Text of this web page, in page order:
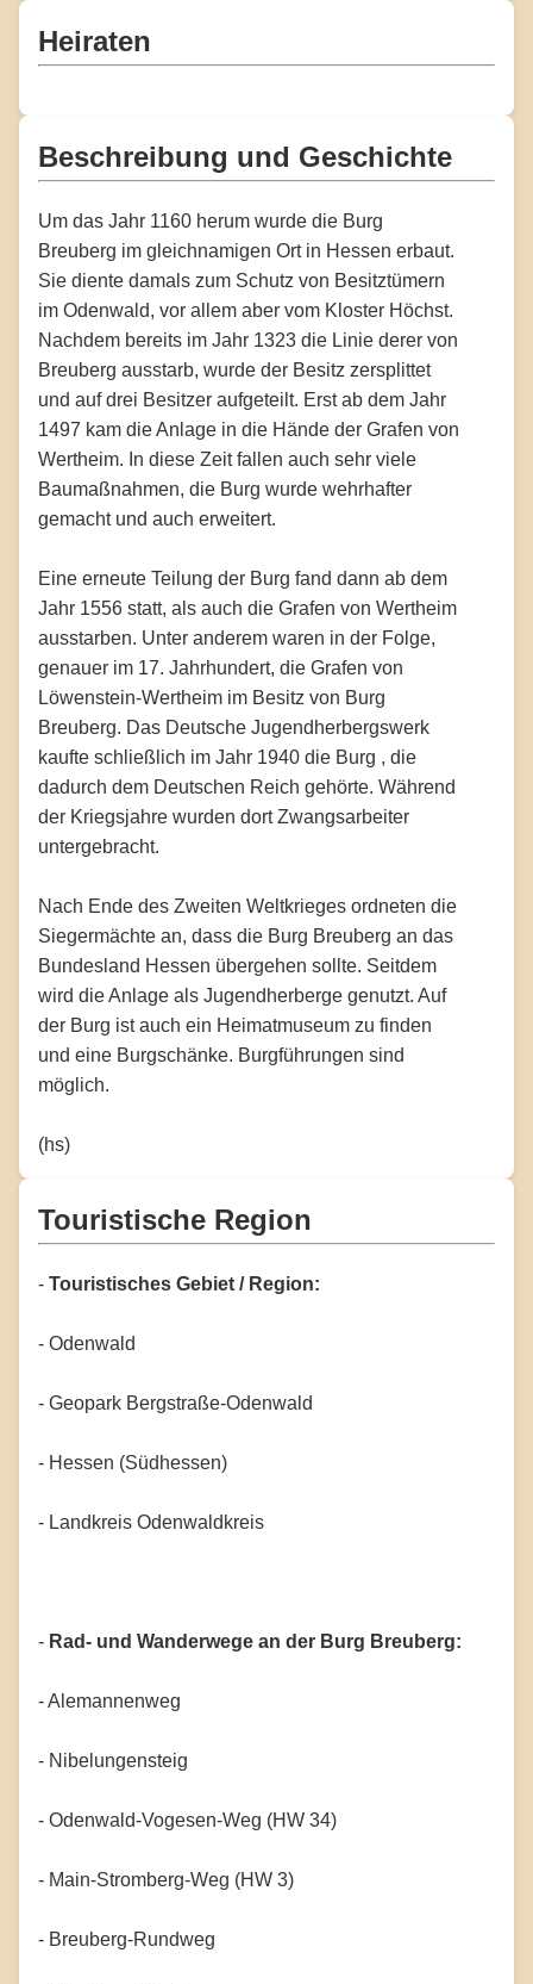
Heiraten
Beschreibung und Geschichte
Um das Jahr 1160 herum wurde die Burg
Breuberg im gleichnamigen Ort in Hessen erbaut.
Sie diente damals zum Schutz von Besitztümern
im Odenwald, vor allem aber vom Kloster Höchst.
Nachdem bereits im Jahr 1323 die Linie derer von
Breuberg ausstarb, wurde der Besitz zersplittet
und auf drei Besitzer aufgeteilt. Erst ab dem Jahr
1497 kam die Anlage in die Hände der Grafen von
Wertheim. In diese Zeit fallen auch sehr viele
Baumaßnahmen, die Burg wurde wehrhafter
gemacht und auch erweitert.
Eine erneute Teilung der Burg fand dann ab dem
Jahr 1556 statt, als auch die Grafen von Wertheim
ausstarben. Unter anderem waren in der Folge,
genauer im 17. Jahrhundert, die Grafen von
Löwenstein-Wertheim im Besitz von Burg
Breuberg. Das Deutsche Jugendherbergswerk
kaufte schließlich im Jahr 1940 die Burg , die
dadurch dem Deutschen Reich gehörte. Während
der Kriegsjahre wurden dort Zwangsarbeiter
untergebracht.
Nach Ende des Zweiten Weltkrieges ordneten die
Siegermächte an, dass die Burg Breuberg an das
Bundesland Hessen übergehen sollte. Seitdem
wird die Anlage als Jugendherberge genutzt. Auf
der Burg ist auch ein Heimatmuseum zu finden
und eine Burgschänke. Burgführungen sind
möglich.
(hs)
Touristische Region
- Touristisches Gebiet / Region:
- Odenwald
- Geopark Bergstraße-Odenwald
- Hessen (Südhessen)
- Landkreis Odenwaldkreis
- Rad- und Wanderwege an der Burg Breuberg:
- Alemannenweg
- Nibelungensteig
- Odenwald-Vogesen-Weg (HW 34)
- Main-Stromberg-Weg (HW 3)
- Breuberg-Rundweg